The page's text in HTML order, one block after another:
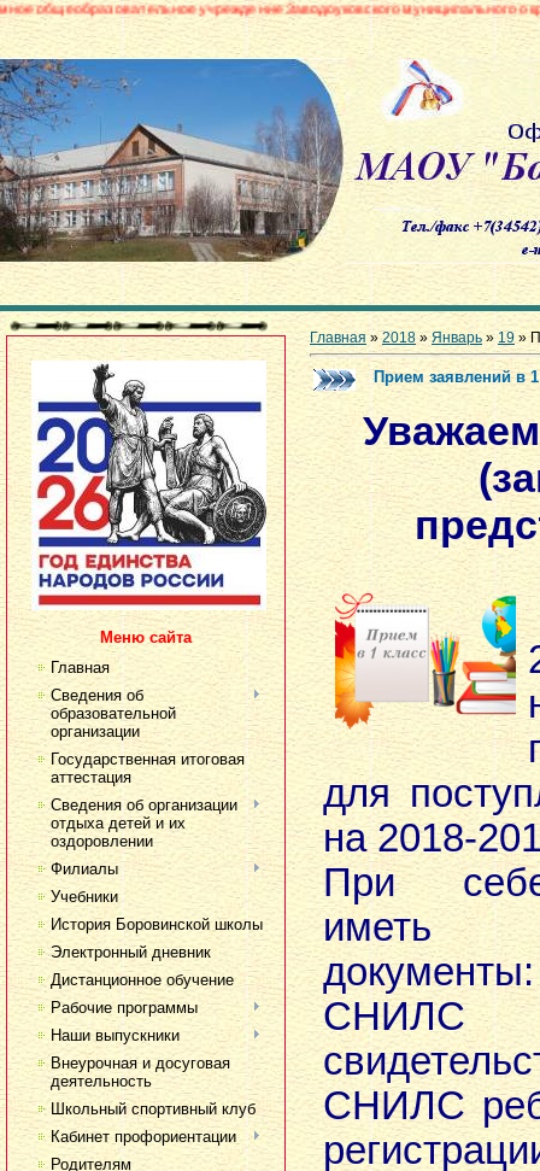
учреждение Заводоуковского муниципального округа
Меню сайта
Главная
Сведения об
образовательной
организации
Государственная итоговая
аттестация
Сведения об организации
отдыха детей и их
оздоровлении
Филиалы
Учебники
История Боровинской школы
Электронный дневник
Дистанционное обучение
Рабочие программы
Наши выпускники
Внеурочная и досуговая
деятельность
Школьный спортивный клуб
Кабинет профориентации
Родителям
Главная »2018 » Январь » 19 »
Прием заявлений в
для
на 2018-
При
иметь
СНИЛС
СНИЛС